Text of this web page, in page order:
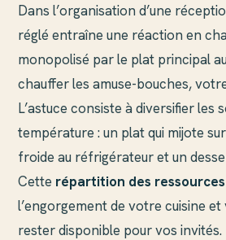
Dans l’organisation d’une
réglé entraîne une réaction en
monopolisé par le plat principal
chauffer les amuse-bouches,
L’astuce consiste à diversifier les
température : un plat qui mijote
froide au réfrigérateur et un
Cette répartition des ressources
l’engorgement de votre cuisine
rester disponible pour vos invités.